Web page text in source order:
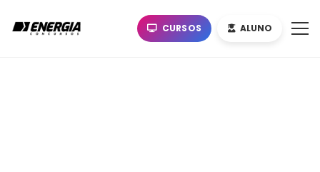
CURSOS ALUNO